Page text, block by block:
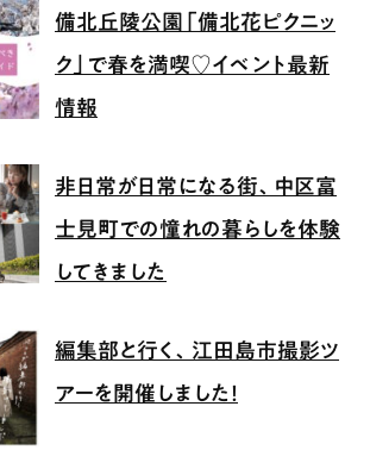
備北丘陵公園「備北花ピクニッ
ク」で春を満喫♡イベント最新
情報
非日常が日常になる街、中区富
士見町での憧れの暮らしを体験
してきました
編集部と行く、江田島市撮影ツ
アーを開催しました！